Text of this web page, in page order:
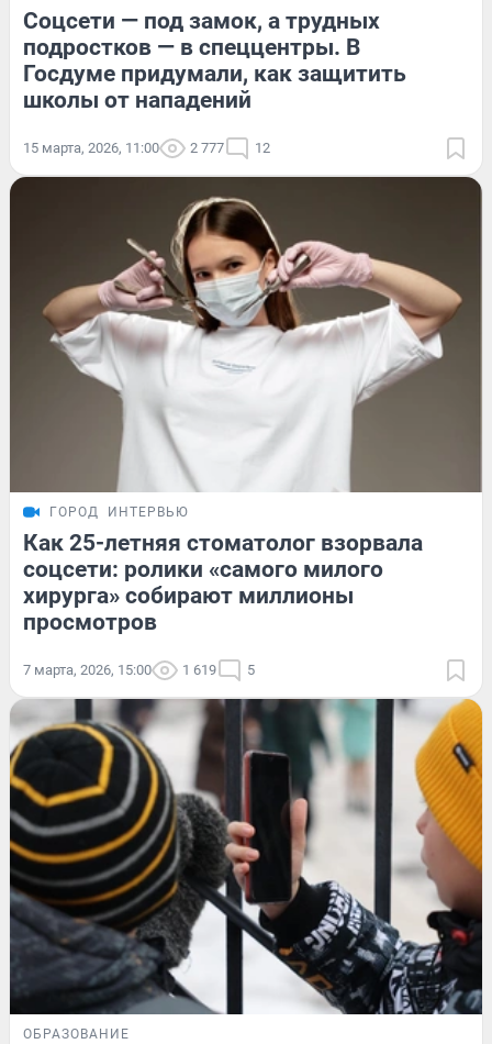
Соцсети — под замок, а трудных
подростков — в спеццентры. В
Госдуме придумали, как защитить
школы от нападений
15 марта, 2026, 11:00 2 777 12
ГОРОД ИНТЕРВЬЮ
Как 25-летняя стоматолог взорвала
соцсети: ролики «самого милого
хирурга» собирают миллионы
просмотров
7 марта, 2026, 15:00 1 619 5
ОБРАЗОВАНИЕ